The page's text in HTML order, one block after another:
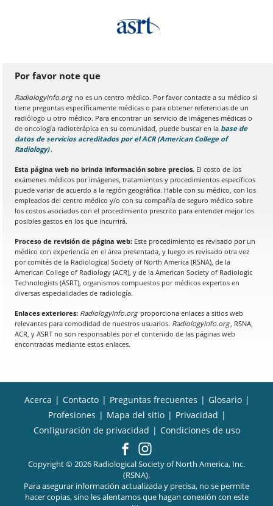
Por favor note que
RadiologyInfo.orgno es un centro médico. Por favor contacte a su médico si
tiene preguntas específicamente médicas o para obtener referencias de un
radiólogo u otro médico. Para encontrar un servicio de imágenes médicas o
de oncología radioterápica en su comunidad, puede buscar en la base de
datos de servicios acreditados por el ACR (American College of
Radiology)(Se abre en una nueva pestaña del navegador)
.
Esta página web no brinda información sobre precios. El costo de los
exámenes médicos por imágenes, tratamientos y procedimientos específicos
puede variar de acuerdo a la región geográfica. Hable con su médico, con los
empleados del centro médico y/o con su compañía de seguro médico sobre
los costos asociados con el procedimiento prescrito para entender mejor los
posibles gastos en los que incurrirá.
Proceso de revisión de página web: Este procedimiento es revisado por un
médico con experiencia en el área presentada, y luego es revisado otra vez
por comités de la Radiological Society of North America (RSNA), de la
American College of Radiology (ACR), y de la American Society of Radiologic
Technologists (ASRT), organismos compuestos por médicos expertos en
diversas especialidades de radiología.
Enlaces exteriores: RadiologyInfo.org proporciona enlaces a sitios web
relevantes para comodidad de nuestros usuarios. RadiologyInfo.org, RSNA,
ACR, y ASRT no son responsables por el contenido de las páginas web
encontradas mediante estos enlaces.
Acerca | Contacto | Preguntas frecuentes | Glosario |
Profesiones | Mapa del sitio | Privacidad |
Configuración de privacidad | Condiciones de uso
Copyright © 2026 Radiological Society of North America, Inc.
(RSNA).
Para asegurar información actualizada y precisa, no se permite
hacer copias, sino les alentamos que hagan conexión con este